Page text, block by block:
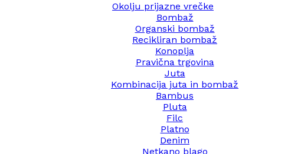
Okolju prijazne vrečke
Bombaž
Organski bombaž
Recikliran bombaž
Konoplja
Pravična trgovina
Juta
Kombinacija juta in bombaž
Bambus
Pluta
Filc
Platno
Denim
Netkano blago